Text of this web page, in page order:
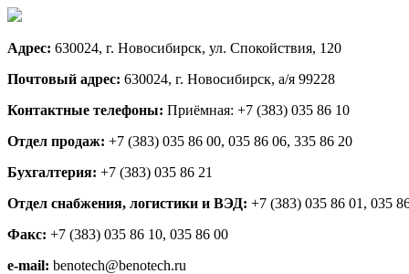
Адрес: 630024, г. Новосибирск, ул. Спокойствия, 120
Почтовый адрес: 630024, г. Новосибирск, а/я 99228
Контактные телефоны: Приёмная: +7 (383) 035 86 10
Отдел продаж: +7 (383) 035 86 00, 035 86 06, 335 86 20
Бухгалтерия: +7 (383) 035 86 21
Отдел снабжения, логистики и ВЭД: +7 (383) 035 86 01, 035
Факс: +7 (383) 035 86 10, 035 86 00
e-mail: benotech@benotech.ru